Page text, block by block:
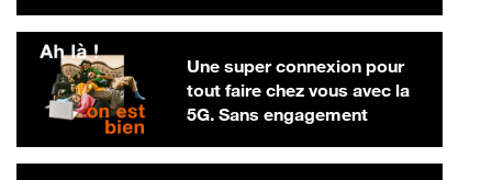
Une super connexion pour
tout faire chez vous avec la
5G. Sans engagement